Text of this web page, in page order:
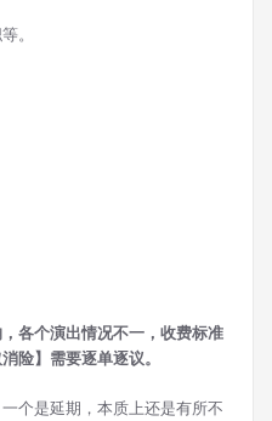
。
各个演出情况不一，收费标准
险】需要逐单逐议。
个是延期，本质上还是有所不